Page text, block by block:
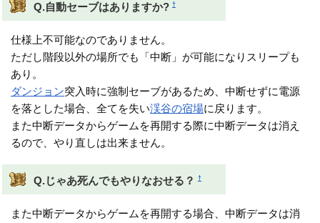
Q.自動セーブはありますか? †
仕様上不可能なのでありません。
ただし階段以外の場所でも「中断」が可能になりスリープも
あり。
ダンジョン突入時に強制セーブがあるため、中断せずに電源
を落とした場合、全てを失い渓谷の宿場に戻ります。
また中断データからゲームを再開する際に中断データは消え
るので、やり直しは出来ません。
Q.じゃあ死んでもやりなおせる？ †
また中断データからゲームを再開する場合、中断データは消